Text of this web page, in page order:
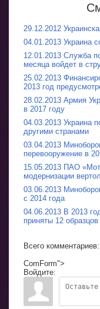
29.12.2012
04.01.2013 Украина
12.01.2013 Служба
месяца войдет в
25.02.2013
2013 год
28.02.2013 Армия
в 2017 году
04.03.2013 Украина
другими странами
03.04.2013
перевооружение в
15.05.2013 ПАО
модернизации
03.06.2013
с 2014 года
04.06.2013 В 2013
приняты 12 образцов
Всего комментариев:
ComForm">
Войдите: